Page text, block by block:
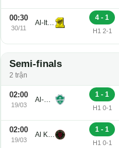
00:30
30/11
Al-Ittihad FC
4 - 1
H1 2-1
Semi-finals
2 trận
02:00
19/03
Al-Ahli Jeddah
1 - 1
H1 0-1
02:00
19/03
Al Kholood
1 - 1
H1 0-1